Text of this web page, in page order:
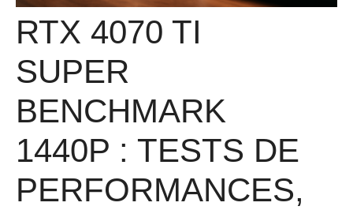
RTX 4070 TI
SUPER
BENCHMARK
1440P : TESTS DE
PERFORMANCES,